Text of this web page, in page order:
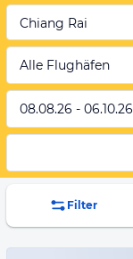
Chiang Rai
Alle Flughäfen
08.08.26 - 06.10.26
Filter